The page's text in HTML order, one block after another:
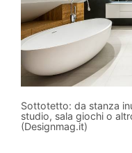
Sottotetto: da stanza
studio, sala giochi o
(Designmag.it)